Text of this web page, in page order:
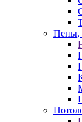
Пены,